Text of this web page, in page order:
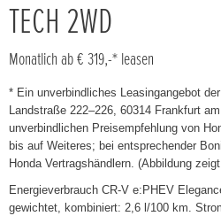
TECH 2WD
Monatlich ab € 319,-* leasen
* Ein unverbindliches Leasingangebot
Landstraße 222–226, 60314 Frankfurt
unverbindlichen Preisempfehlung von
bis auf Weiteres; bei entsprechender
Honda Vertragshändlern. (Abbildung
Energieverbrauch CR-V e:PHEV
gewichtet, kombiniert: 2,6 l/100 km.